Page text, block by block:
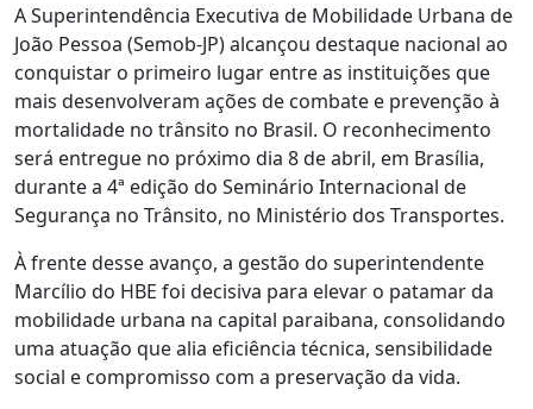
A Superintendência Executiva de Mobilidade Urbana de
João Pessoa (Semob-JP) alcançou destaque nacional ao
conquistar o primeiro lugar entre as instituições que
mais desenvolveram ações de combate e prevenção à
mortalidade no trânsito no Brasil. O reconhecimento
será entregue no próximo dia 8 de abril, em Brasília,
durante a 4ª edição do Seminário Internacional de
Segurança no Trânsito, no Ministério dos Transportes.
À frente desse avanço, a gestão do superintendente
Marcílio do HBE foi decisiva para elevar o patamar da
mobilidade urbana na capital paraibana, consolidando
uma atuação que alia eficiência técnica, sensibilidade
social e compromisso com a preservação da vida.